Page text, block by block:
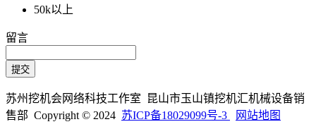
50k以上
留言
苏州挖机会网络科技工作室 昆山市玉山镇挖机汇机械设备销
售部 Copyright © 2024 苏ICP备18029099号-3 网站地图